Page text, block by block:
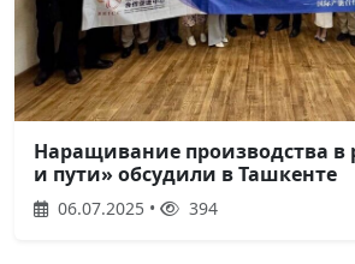
Наращивание производства в
и пути» обсудили в Ташкенте
06.07.2025 • 394